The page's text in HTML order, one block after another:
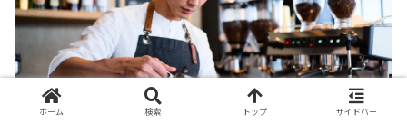
ホーム 検索 トップ サイドバー